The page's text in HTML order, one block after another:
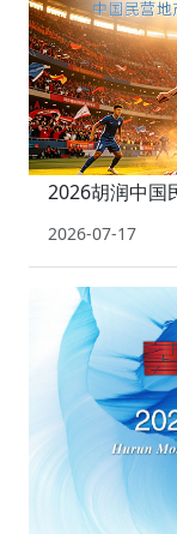
2026胡润中国
2026-07-17